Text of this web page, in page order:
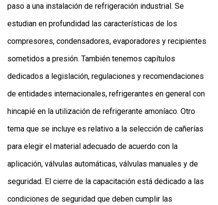
paso a una instalación de refrigeración industrial. Se
estudian en profundidad las características de los
compresores, condensadores, evaporadores y recipientes
sometidos a presión. También tenemos capítulos
dedicados a legislación, regulaciones y recomendaciones
de entidades internacionales, refrigerantes en general con
hincapié en la utilización de refrigerante amoníaco. Otro
tema que se incluye es relativo a la selección de cañerías
para elegir el material adecuado de acuerdo con la
aplicación, válvulas automáticas, válvulas manuales y de
seguridad. El cierre de la capacitación está dedicado a las
condiciones de seguridad que deben cumplir las